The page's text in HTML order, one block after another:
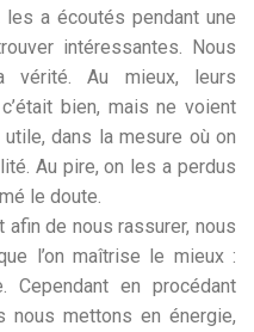
a écoutés pendant une
intéressantes. Nous
Au mieux, leurs
bien, mais ne voient
dans la mesure où on
Au pire, on les a perdus
le doute.
afin de nous rassurer, nous
l’on maîtrise le mieux :
Cependant en procédant
mettons en énergie,